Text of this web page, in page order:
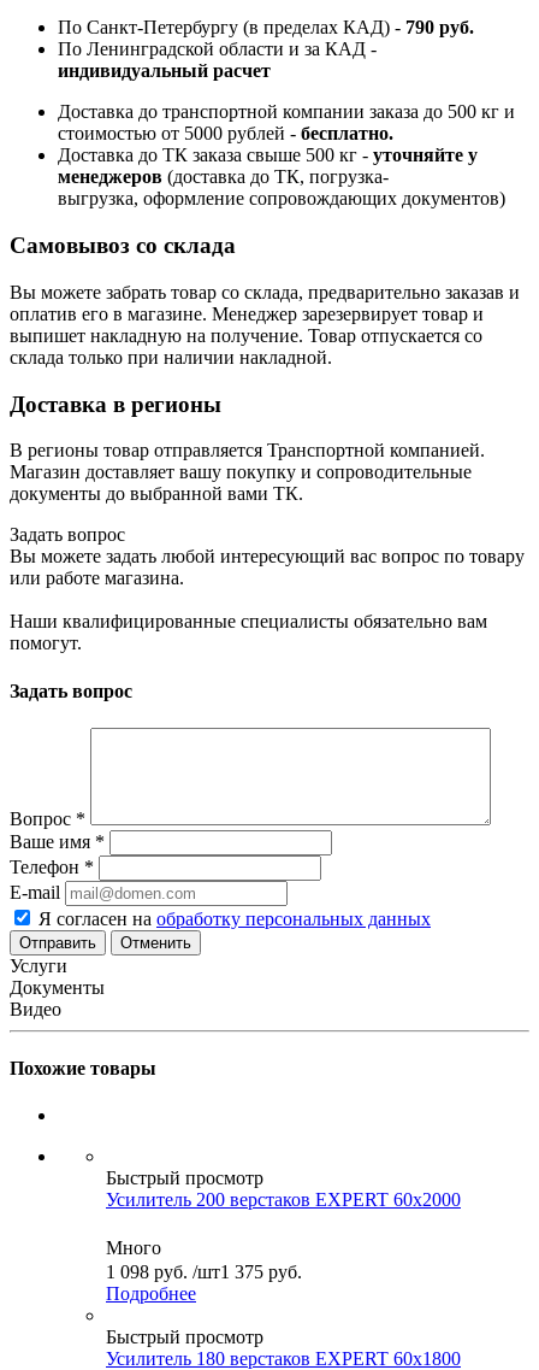
По Санкт-Петербургу (в пределах КАД) - 790 руб.
По Ленинградской области и за КАД -
индивидуальный расчет
Доставка до транспортной компании заказа до 500 кг и
стоимостью от 5000 рублей - бесплатно.
Доставка до ТК заказа свыше 500 кг - уточняйте у
менеджеров (доставка до ТК, погрузка-
выгрузка, оформление сопровождающих документов)
Самовывоз со склада
Вы можете забрать товар со склада, предварительно заказав и
оплатив его в магазине. Менеджер зарезервирует товар и
выпишет накладную на получение. Товар отпускается со
склада только при наличии накладной.
Доставка в регионы
В регионы товар отправляется Транспортной компанией.
Магазин доставляет вашу покупку и сопроводительные
документы до выбранной вами ТК.
Задать вопрос
Вы можете задать любой интересующий вас вопрос по товару
или работе магазина.
Наши квалифицированные специалисты обязательно вам
помогут.
Задать вопрос
Вопрос *
Ваше имя *
Телефон *
E-mail
Я согласен на обработку персональных данных
Отменить
Услуги
Документы
Видео
Похожие товары
Быстрый просмотр
Усилитель 200 верстаков EXPERT 60x2000
Много
1 098 руб. /шт1 375 руб.
Подробнее
Быстрый просмотр
Усилитель 180 верстаков EXPERT 60x1800